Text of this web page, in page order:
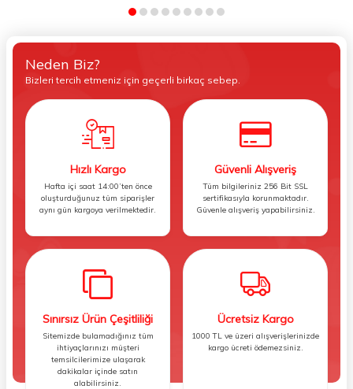
Neden Biz?
Bizleri tercih etmeniz için geçerli birkaç sebep.
Hızlı Kargo
Hafta içi saat 14:00’ten önce
oluşturduğunuz tüm siparişler
aynı gün kargoya verilmektedir.
Güvenli Alışveriş
Tüm bilgileriniz 256 Bit SSL
sertifikasıyla korunmaktadır.
Güvenle alışveriş yapabilirsiniz.
Sınırsız Ürün Çeşitliliği
Sitemizde bulamadığınız tüm
ihtiyaçlarınızı müşteri
temsilcilerimize ulaşarak
dakikalar içinde satın
alabilirsiniz.
Ücretsiz Kargo
1000 TL ve üzeri alışverişlerinizde
kargo ücreti ödemezsiniz.